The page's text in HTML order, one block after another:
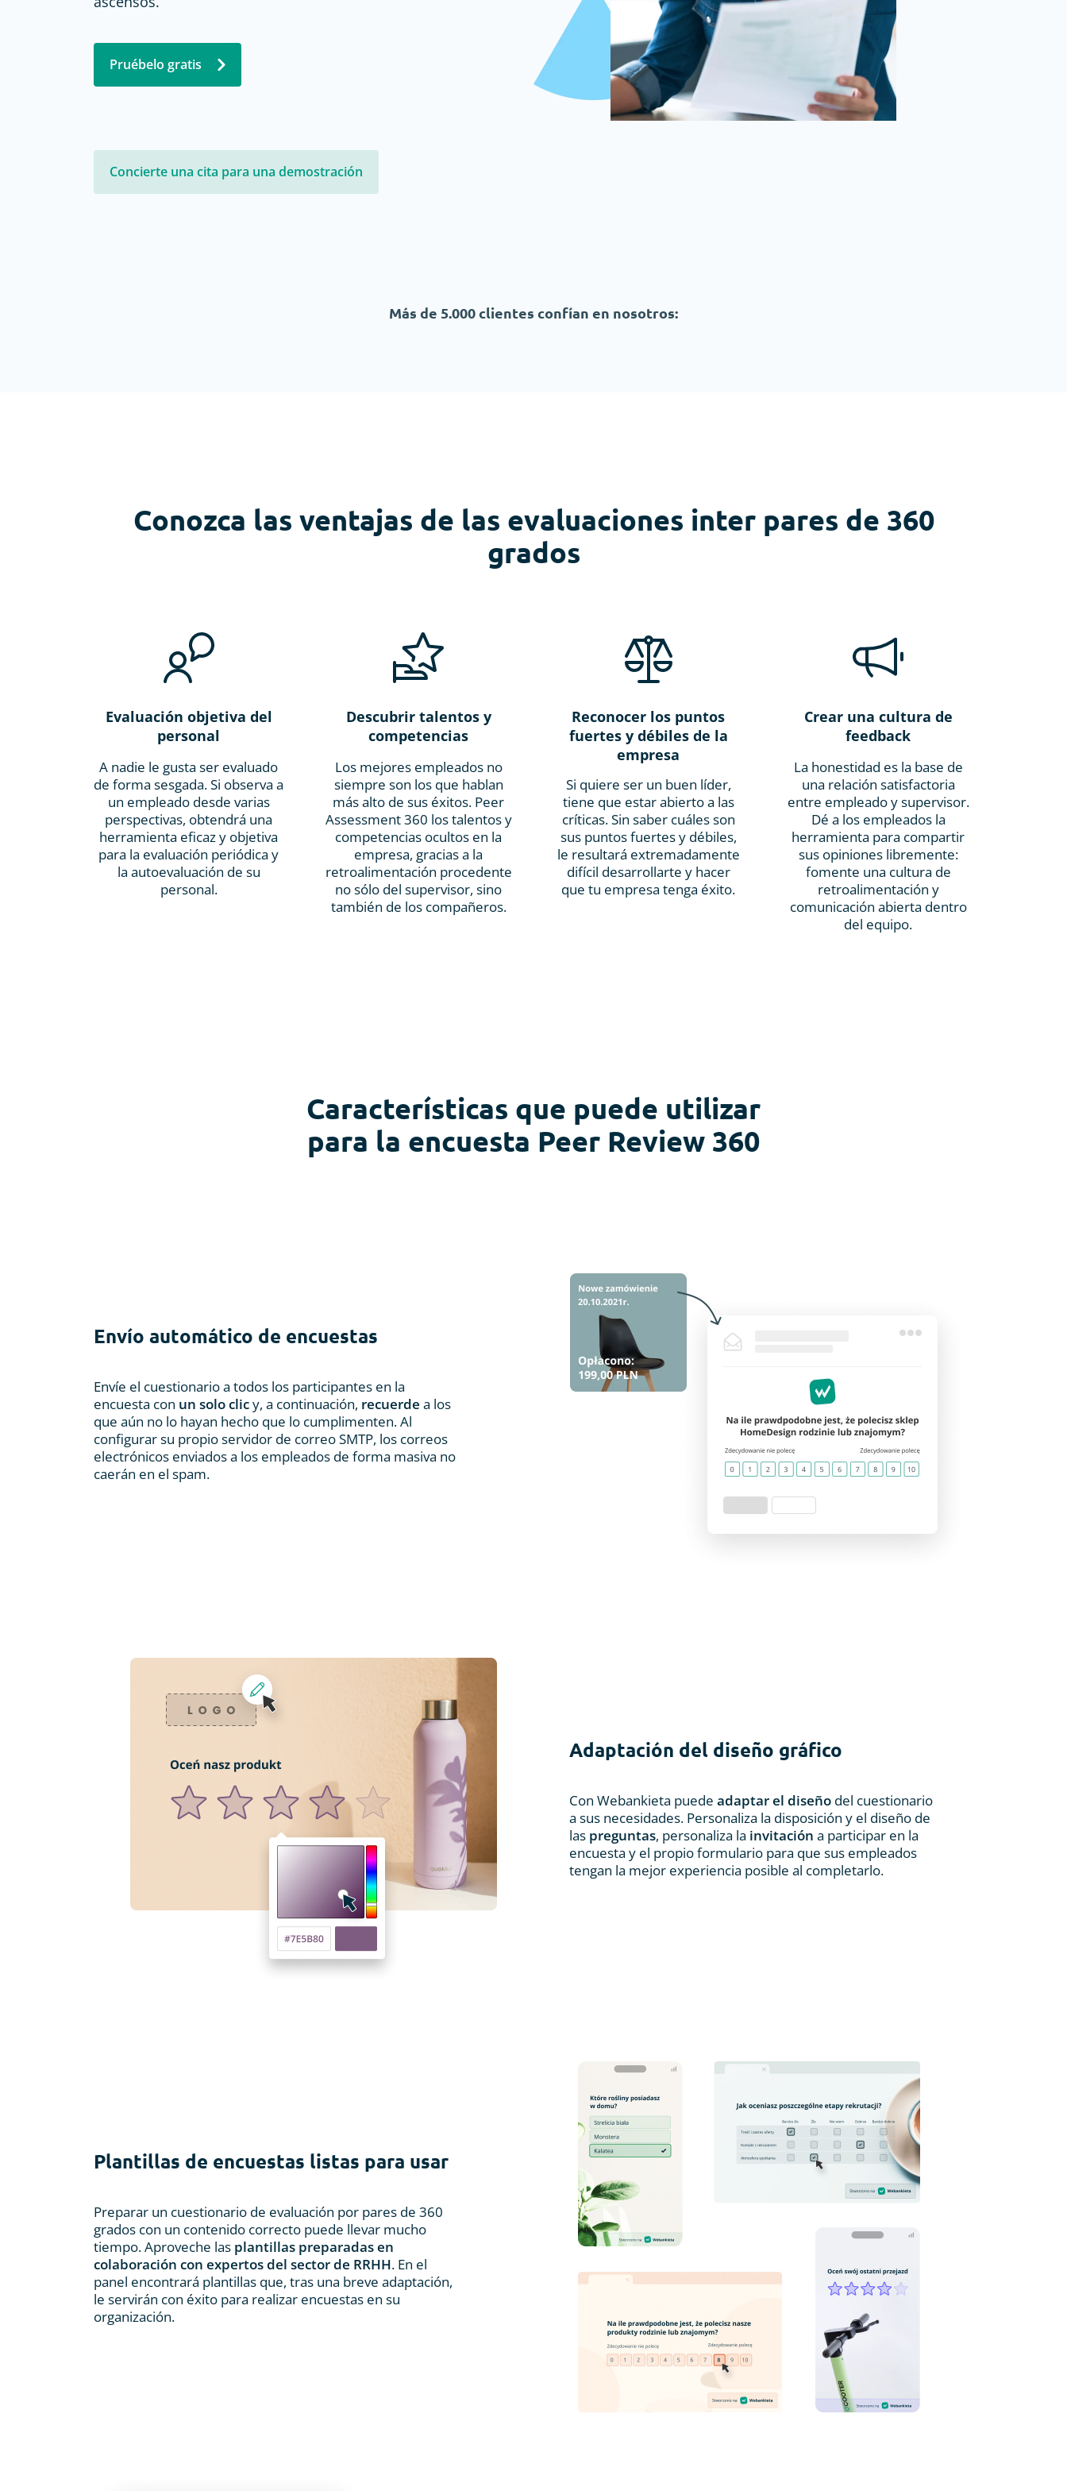
Estudios de usabilidad
Evaluación posterior
Pruébelo gratis
Concierte una cita para una demostración
Más de 5.000 clientes confían en nosotros:
Conozca las ventajas de las evaluaciones inter pares de 360
grados
Evaluación objetiva del
personal
A nadie le gusta ser evaluado
de forma sesgada. Si observa a
un empleado desde varias
perspectivas, obtendrá una
herramienta eficaz y objetiva
para la evaluación periódica y
la autoevaluación de su
personal.
Descubrir talentos y
competencias
Los mejores empleados no
siempre son los que hablan
más alto de sus éxitos. Peer
Assessment 360 los talentos y
competencias ocultos en la
empresa, gracias a la
retroalimentación procedente
no sólo del supervisor, sino
también de los compañeros.
Reconocer los puntos
fuertes y débiles de la
empresa
Si quiere ser un buen líder,
tiene que estar abierto a las
críticas. Sin saber cuáles son
sus puntos fuertes y débiles,
le resultará extremadamente
difícil desarrollarte y hacer
que tu empresa tenga éxito.
Crear una cultura de
feedback
La honestidad es la base de
una relación satisfactoria
entre empleado y supervisor.
Dé a los empleados la
herramienta para compartir
sus opiniones libremente:
fomente una cultura de
retroalimentación y
comunicación abierta dentro
del equipo.
Características que puede utilizar
para la encuesta Peer Review 360
Envío automático de encuestas
Envíe el cuestionario a todos los participantes en la
encuesta con un solo clicy, a continuación, recuerde a los
que aún no lo hayan hecho que lo cumplimenten. Al
configurar su propio servidor de correo SMTP, los correos
electrónicos enviados a los empleados de forma masiva no
caerán en el spam.
Adaptación del diseño gráfico
Con Webankieta puede adaptar el diseño del cuestionario
a sus necesidades. Personaliza la disposición y el diseño de
las preguntas, personaliza la invitación a participar en la
encuesta y el propio formulario para que sus empleados
tengan la mejor experiencia posible al completarlo.
Plantillas de encuestas listas para usar
Preparar un cuestionario de evaluación por pares de 360
grados con un contenido correcto puede llevar mucho
tiempo. Aproveche las plantillas preparadas en
colaboración con expertos del sector de RRHH. En el
panel encontrará plantillas que, tras una breve adaptación,
le servirán con éxito para realizar encuestas en su
organización.